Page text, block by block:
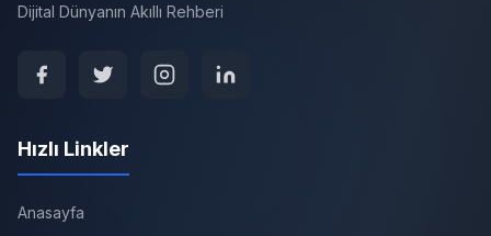
Dijital Dünyanın Akıllı Rehberi
Hızlı Linkler
Anasayfa